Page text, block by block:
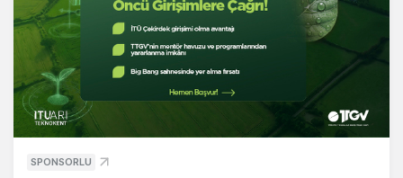
SPONSORLU